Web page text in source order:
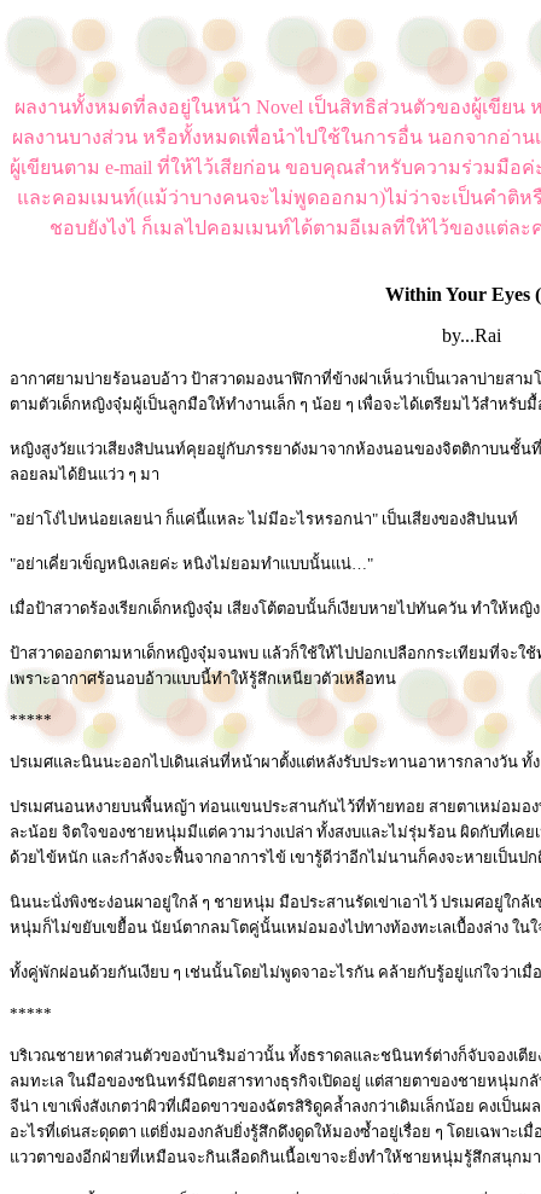
ผลงานทั้งหมดที่ลงอยู่ในหน้า Novel เป็นสิทธิส่วนตัวของผู้เขีย
ผลงานบางส่วน หรือทั้งหมดเพื่อนำไปใช้ในการอื่น นอกจากอ่า
ผู้เขียนตาม e-mail ที่ให้ไว้เสียก่อน ขอบคุณสำหรับความร่วมมือ
และคอมเมนท์(แม้ว่าบางคนจะไม่พูดออกมา)ไม่ว่าจะเป็นคำติ
ชอบยังไงไ ก็เมลไปคอมเมนท์ได้ตามอีเมลที่ให้ไว้ของแต่
Within Your Eyes
by...Rai
อากาศยามบ่ายร้อนอบอ้าว ป้าสวาดมองนาฬิกาที่ข้างฝาเห็นว่าเป็นเวลาบ่ายสา
ตามตัวเด็กหญิงจุ๋มผู้เป็นลูกมือให้ทำงานเล็ก ๆ น้อย ๆ เพื่อจะได้เตรียมไว้สำหรับมื้
หญิงสูงวัยแว่วเสียงสิปนนท์คุยอยู่กับภรรยาดังมาจากห้องนอนของจิตติกาบนชั้นที่
ลอยลมได้ยินแว่ว ๆ มา
"อย่าโง่ไปหน่อยเลยน่า ก็แค่นี้แหละ ไม่มีอะไรหรอกน่า" เป็นเสียงของสิปนนท์
"อย่าเคี่ยวเข็ญหนิงเลยค่ะ หนิงไม่ยอมทำแบบนั้นแน่…"
เมื่อป้าสวาดร้องเรียกเด็กหญิงจุ๋ม เสียงโต้ตอบนั้นก็เงียบหายไปทันควัน ทำให้ห
ป้าสวาดออกตามหาเด็กหญิงจุ๋มจนพบ แล้วก็ใช้ให้ไปปอกเปลือกกระเทียมที่จะใ
เพราะอากาศร้อนอบอ้าวแบบนี้ทำให้รู้สึกเหนียวตัวเหลือทน
*****
ปรเมศและนินนะออกไปเดินเล่นที่หน้าผาตั้งแต่หลังรับประทานอาหารกลางวัน
ปรเมศนอนหงายบนพื้นหญ้า ท่อนแขนประสานกันไว้ที่ท้ายทอย สายตาเหม่อมอ
ละน้อย จิตใจของชายหนุ่มมีแต่ความว่างเปล่า ทั้งสงบและไม่รุ่มร้อน ผิดกับที่เค
ด้วยไข้หนัก และกำลังจะฟื้นจากอาการไข้ เขารู้ดีว่าอีกไม่นานก็คงจะหายเป็นปก
นินนะนั่งพิงชะง่อนผาอยู่ใกล้ ๆ ชายหนุ่ม มือประสานรัดเข่าเอาไว้ ปรเมศอยู่ใก
หนุ่มก็ไม่ขยับเขยื้อน นัยน์ตากลมโตคู่นั้นเหม่อมองไปทางท้องทะเลเบื้องล่าง ใน
ทั้งคู่พักผ่อนด้วยกันเงียบ ๆ เช่นนั้นโดยไม่พูดจาอะไรกัน คล้ายกับรู้อยู่แก่ใจว่าเ
*****
บริเวณชายหาดส่วนตัวของบ้านริมอ่าวนั้น ทั้งธราดลและชนินทร์ต่างก็จับจองเตี
ลมทะเล ในมือของชนินทร์มีนิตยสารทางธุรกิจเปิดอยู่ แต่สายตาของชายหนุ่มก
จีน่า เขาเพิ่งสังเกตว่าผิวที่เผือดขาวของฉัตรสิริดูคล้ำลงกว่าเดิมเล็กน้อย คงเป็
อะไรที่เด่นสะดุดตา แต่ยิ่งมองกลับยิ่งรู้สึกดึงดูดให้มองซ้ำอยู่เรื่อย ๆ โดยเฉพาะ
แววตาของอีกฝ่ายที่เหมือนจะกินเลือดกินเนื้อเขาจะยิ่งทำให้ชายหนุ่มรู้สึกสนุก